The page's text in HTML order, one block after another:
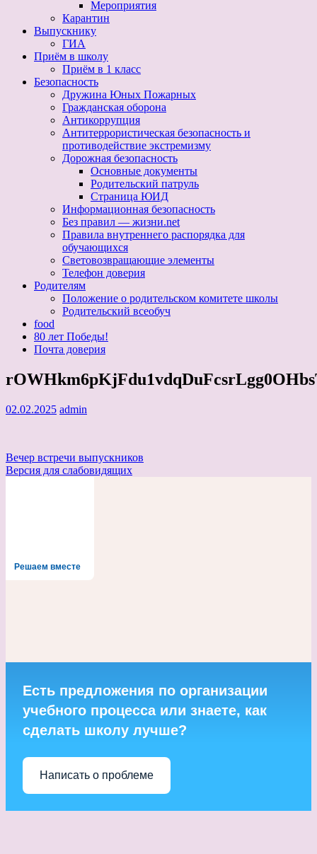
Мероприятия
Карантин
Выпускнику
ГИА
Приём в школу
Приём в 1 класс
Безопасность
Дружина Юных Пожарных
Гражданская оборона
Антикоррупция
Антитеррористическая безопасность и
противодействие экстремизму
Дорожная безопасность
Основные документы
Родительский патруль
Страница ЮИД
Информационная безопасность
Без правил — жизни.net
Правила внутреннего распорядка для
обучающихся
Световозвращающие элементы
Телефон доверия
Родителям
Положение о родительском комитете школы
Родительский всеобуч
food
80 лет Победы!
Почта доверия
02.02.2025 admin
Навигация
по
Вечер встречи выпускников
Версия для слабовидящих
Решаем вместе
Есть предложения по организации
учебного процесса или знаете, как
сделать школу лучше?
Написать о проблеме